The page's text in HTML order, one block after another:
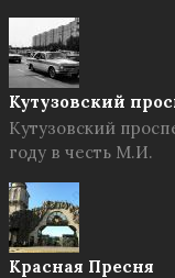
Кутузовский
Кутузовский
году в честь М.И.
Красная Пресня